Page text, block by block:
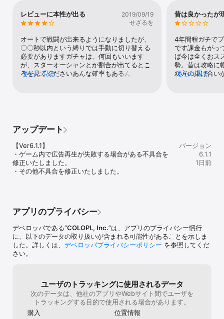
び、出題されたクイズに答えよう！
正解すれば、カードに眠る精霊たちが具現化し、立ちふさがる魔物
▼カードは合成で強化＆進化！
カードは「属性」「アンサースキル」「スペシャルスキル」といっ
た要素を持ち、戦略的なデッキ構成を楽しめます。GETしたカード
を強化合成や進化合成でどんどん強くしていけば、無敵のデッキを
全国のプレイヤーとクエストに挑戦し、知識を競い合うことができ
ます。
ームで使用できるアイテムをプレゼント！
一人でクエストを進めたり、多人数で白熱の知識バトルを繰り広げ
たり。思い思いのスタイルでゲームを楽しもう！
フォローしたフレンドを応援すると、メイトをもらえます。
メイトがたまれば、ガチャを回すことができるよ！
-株式会社コロプラ提供-
レビューに本性が出る
2019/09/19
せざるを
オートで戦闘が出来るようになりましたが、
〇〇秒以内という縛りでは手動に切り替える
必要がありますガチャは、何回もいいます
が、スターオーシャンとか割合が出てるとこ
ろを見てくださいあんな確率もあるんですよ
アプリなんて、更に。それに比べたらここは
良心的な方です。色々言う人もいますが、最
終的には、やった自分が続けれそうかどうか
です。
さらに見る
昔は良かったが
4年間程ガチで
です課金もがっ
ば今は全くおス
勢。昔は攻略に
双方の掛け合い
ない程もうゲ
ません。ガチ
出るときもあ
さらに見る
アップデート
【Ver6.1.1】
・ゲーム内で広告再生が失敗する場合がある不具合を
修正いたしました。
・その他不具合を修正いたしました。
バージョン
6.1.1
1日前
アプリのプライバシー
デベロッパである“COLOPL, Inc.”は、アプリのプライバシー慣行
に、以下のデータの取り扱いが含まれる可能性があることを示しま
した。詳しくは、 デベロッパプライバシーポリシー を参照してくだ
さい。
ユーザのトラッキングに使用されるデータ
次のデータは、他社のアプリやWebサイト間でユーザを
トラッキングする目的で使用される場合があります。
購入
位置情報